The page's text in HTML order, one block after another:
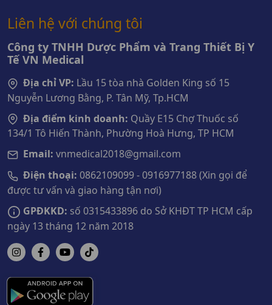
Liên hệ với chúng tôi
Công ty TNHH Dược Phẩm và Trang Thiết Bị Y
Tế VN Medical
Địa chỉ VP: Lầu 15 tòa nhà Golden King số 15
Nguyễn Lương Bằng, P. Tân Mỹ, Tp.HCM
Địa điểm kinh doanh: Quầy E15 Chợ Thuốc số
134/1 Tô Hiến Thành, Phường Hoà Hưng, TP HCM
Email: vnmedical2018@gmail.com
Điện thoại: 0862109099 - 0916977188 (Xin gọi để
được tư vấn và giao hàng tận nơi)
GPĐKKD: số 0315433896 do Sở KHĐT TP HCM cấp
ngày 13 tháng 12 năm 2018